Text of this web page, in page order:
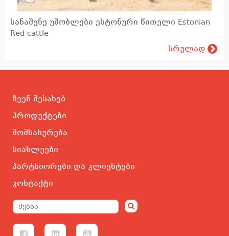
სანაშენე უშობლები ესტონური წითელი Estonian
Red cattle
სრულად
ჩვენ შესახებ
პროდუქტები
მომსახურება
სიახლეები
პარტნიორები და კლიენტები
კონტაქტი